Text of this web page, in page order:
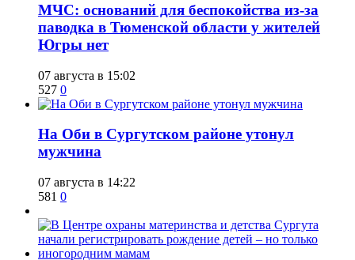
​МЧС: оснований для беспокойства из-за
паводка в Тюменской области у жителей
Югры нет
07 августа в 15:02
527 0
​На Оби в Сургутском районе утонул
мужчина
07 августа в 14:22
581 0